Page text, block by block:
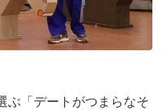
ぶ「デートがつまらなそ